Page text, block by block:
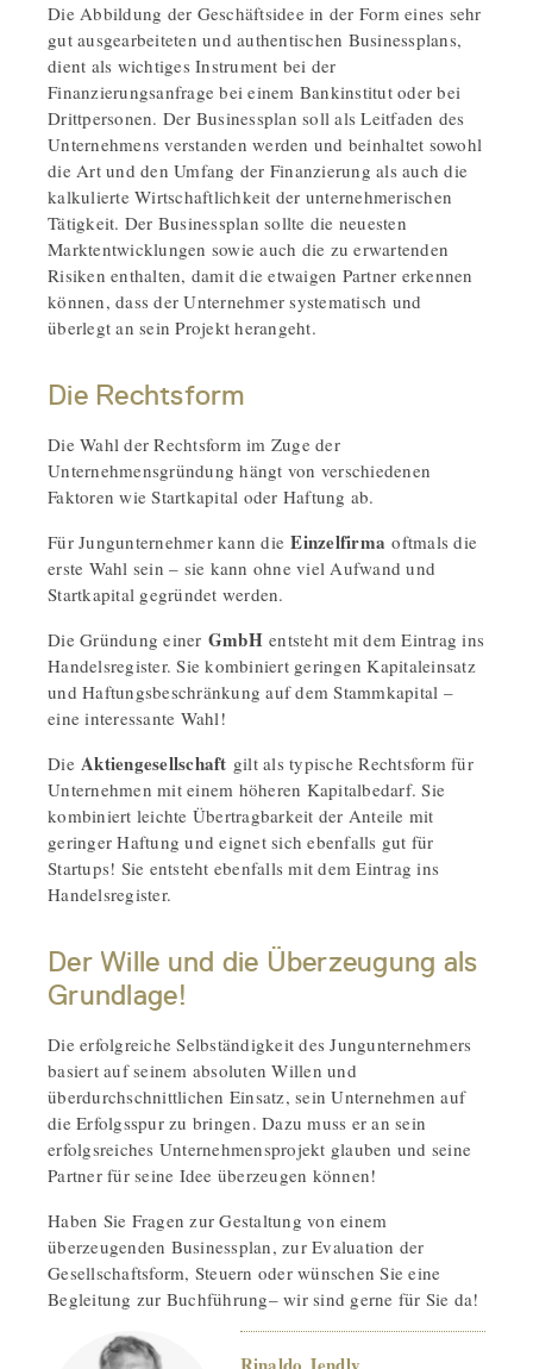
Die Abbildung der Geschäftsidee in der Form eines sehr
gut ausgearbeiteten und authentischen Businessplans,
dient als wichtiges Instrument bei der
Finanzierungsanfrage bei einem Bankinstitut oder bei
Drittpersonen. Der Businessplan soll als Leitfaden des
Unternehmens verstanden werden und beinhaltet sowohl
die Art und den Umfang der Finanzierung als auch die
kalkulierte Wirtschaftlichkeit der unternehmerischen
Tätigkeit. Der Businessplan sollte die neuesten
Marktentwicklungen sowie auch die zu erwartenden
Risiken enthalten, damit die etwaigen Partner erkennen
können, dass der Unternehmer systematisch und
überlegt an sein Projekt herangeht.
Die Rechtsform
Die Wahl der Rechtsform im Zuge der
Unternehmensgründung hängt von verschiedenen
Faktoren wie Startkapital oder Haftung ab.
Für Jungunternehmer kann dieEinzelfirma oftmals die
erste Wahl sein – sie kann ohne viel Aufwand und
Startkapital gegründet werden.
Die Gründung einer GmbHentsteht mit dem Eintrag ins
Handelsregister. Sie kombiniert geringen Kapitaleinsatz
und Haftungsbeschränkung auf dem Stammkapital –
eine interessante Wahl!
Die Aktiengesellschaft gilt als typische Rechtsform für
Unternehmen mit einem höheren Kapitalbedarf. Sie
kombiniert leichte Übertragbarkeit der Anteile mit
geringer Haftung und eignet sich ebenfalls gut für
Startups! Sie entsteht ebenfalls mit dem Eintrag ins
Handelsregister.
Der Wille und die Überzeugung als
Grundlage!
Die erfolgreiche Selbständigkeit des Jungunternehmers
basiert auf seinem absoluten Willen und
überdurchschnittlichen Einsatz, sein Unternehmen auf
die Erfolgsspur zu bringen. Dazu muss er an sein
erfolgsreiches Unternehmensprojekt glauben und seine
Partner für seine Idee überzeugen können!
Haben Sie Fragen zur Gestaltung von einem
überzeugenden Businessplan, zur Evaluation der
Gesellschaftsform, Steuern oder wünschen Sie eine
Begleitung zur Buchführung– wir sind gerne für Sie da!